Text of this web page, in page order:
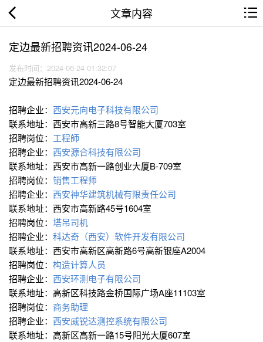
文章内容
定边最新招聘资讯2024-06-24
发布时间：2024-06-24 01:32:07
定边最新招聘资讯2024-06-24
招聘企业： 西安元向电子科技有限公司
联系地址：西安市高新三路8号智能大厦703室
招聘岗位： 工程師
招聘企业： 西安源合科技有限公司
联系地址：西安市高新一路创业大厦B-709室
招聘岗位： 销售工程师
招聘企业： 西安神华建筑机械有限责任公司
联系地址：西安市高新路45号1604室
招聘岗位： 塔吊司机
招聘企业： 科达奇（西安）软件开发有限公司
联系地址：西安市高新区高新路6号高新银座A2004
招聘岗位： 构造计算人员
招聘企业： 西安环测电子有限公司
联系地址：高新区科技路金桥国际广场A座11103室
招聘岗位： 商务助理
招聘企业： 西安威锐达测控系统有限公司
联系地址：高新区高新一路15号阳光大厦607室